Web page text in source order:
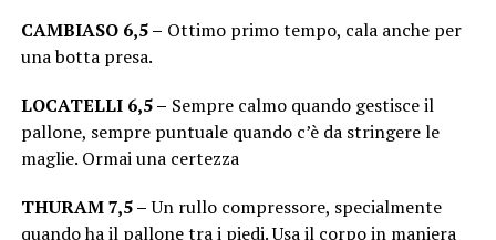
CAMBIASO 6,5 – Ottimo primo tempo, cala anche per
una botta presa.
LOCATELLI 6,5 – Sempre calmo quando gestisce il
pallone, sempre puntuale quando c’è da stringere le
maglie. Ormai una certezza
THURAM 7,5 –Un rullo compressore, specialmente
quando ha il pallone tra i piedi. Usa il corpo in maniera